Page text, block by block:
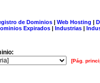
de Dominios| Web Hosting |
Expirados | Industrias |
[Pág.